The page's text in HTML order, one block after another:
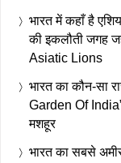
भारत में कहाँ है
की इकलौती जगह
Asiatic Lions
भारत का कौन-सा
Garden Of
मशहूर
भारत का सबसे